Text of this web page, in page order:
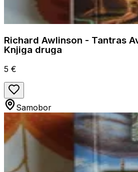
Richard Awlinson - Tantras
Knjiga druga
5 €
Samobor